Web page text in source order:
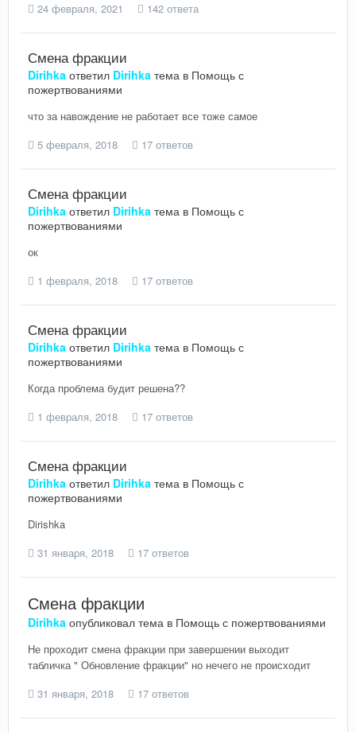
24 февраля, 2021
142 ответа
Смена фракции
Dirihka ответил Dirihka тема в Помощь с
пожертвованиями
что за навождение не работает все тоже самое
5 февраля, 2018
17 ответов
Смена фракции
Dirihka ответил Dirihka тема в Помощь с
пожертвованиями
ок
1 февраля, 2018
17 ответов
Смена фракции
Dirihka ответил Dirihka тема в Помощь с
пожертвованиями
Когда проблема будит решена??
1 февраля, 2018
17 ответов
Смена фракции
Dirihka ответил Dirihka тема в Помощь с
пожертвованиями
Dirishka
31 января, 2018
17 ответов
Смена фракции
Dirihka опубликовал тема в Помощь с пожертвованиями
Не проходит смена фракции при завершении выходит
табличка " Обновление фракции" но нечего не происходит
31 января, 2018
17 ответов